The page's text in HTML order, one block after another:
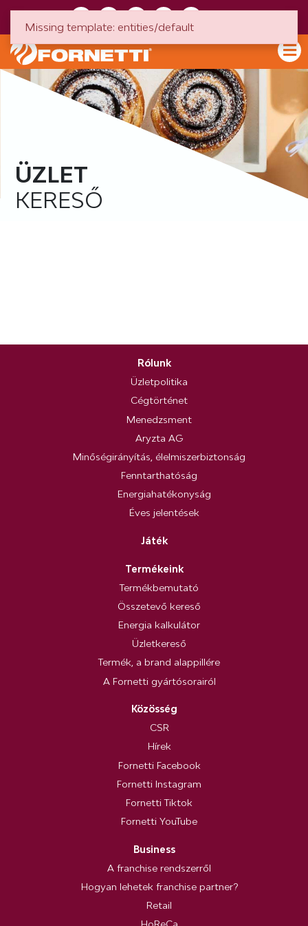
ÜZLET
KERESŐ
Rólunk
Üzletpolitika
Cégtörténet
Menedzsment
Aryzta AG
Minőségirányítás, élelmiszerbiztonság
Fenntarthatóság
Energiahatékonyság
Éves jelentések
Játék
Termékeink
Termékbemutató
Összetevő kereső
Energia kalkulátor
Üzletkereső
Termék, a brand alappillére
A Fornetti gyártósorairól
Közösség
CSR
Hírek
Fornetti Facebook
Fornetti Instagram
Fornetti Tiktok
Fornetti YouTube
Business
A franchise rendszerről
Hogyan lehetek franchise partner?
Retail
Missing template: entities/default